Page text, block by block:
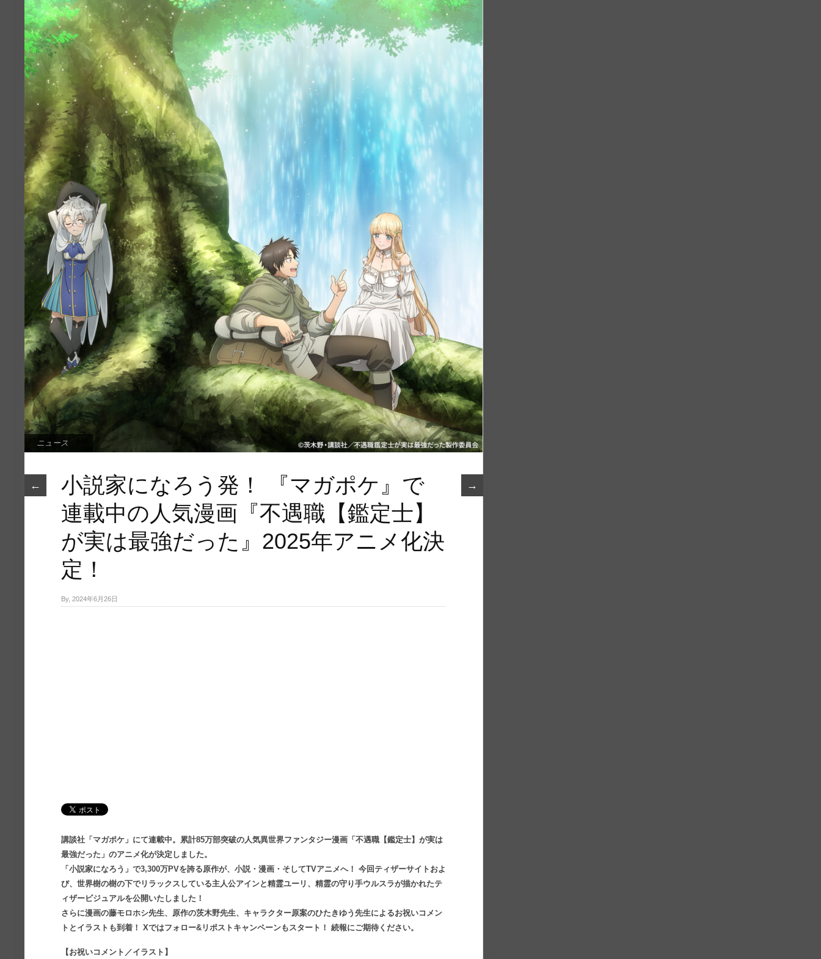
ニュース
← →
小説家になろう発！ 『マガポケ』で
連載中の人気漫画『不遇職【鑑定士】
が実は最強だった』2025年アニメ化決
定！
By, 2024年6月26日
講談社「マガポケ」にて連載中。累計85万部突破の人気異世界ファンタジー漫画「不遇職【鑑定士】が実は
最強だった」のアニメ化が決定しました。
「小説家になろう」で3,300万PVを誇る原作が、小説・漫画・そしてTVアニメへ！ 今回ティザーサイトおよ
び、世界樹の樹の下でリラックスしている主人公アインと精霊ユーリ、精霊の守り手ウルスラが描かれたテ
ィザービジュアルを公開いたしました！
さらに漫画の藤モロホシ先生、原作の茨木野先生、キャラクター原案のひたきゆう先生によるお祝いコメン
トとイラストも到着！ Xではフォロー&リポストキャンペーンもスタート！ 続報にご期待ください。
【お祝いコメント／イラスト】